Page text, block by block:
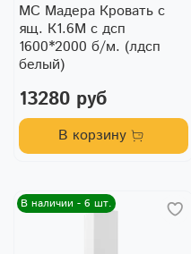
МС Мадера Кровать с
ящ. К1.6М с дсп
1600*2000 б/м. (лдсп
белый)
13280 руб
В корзину
В наличии - 6 шт.